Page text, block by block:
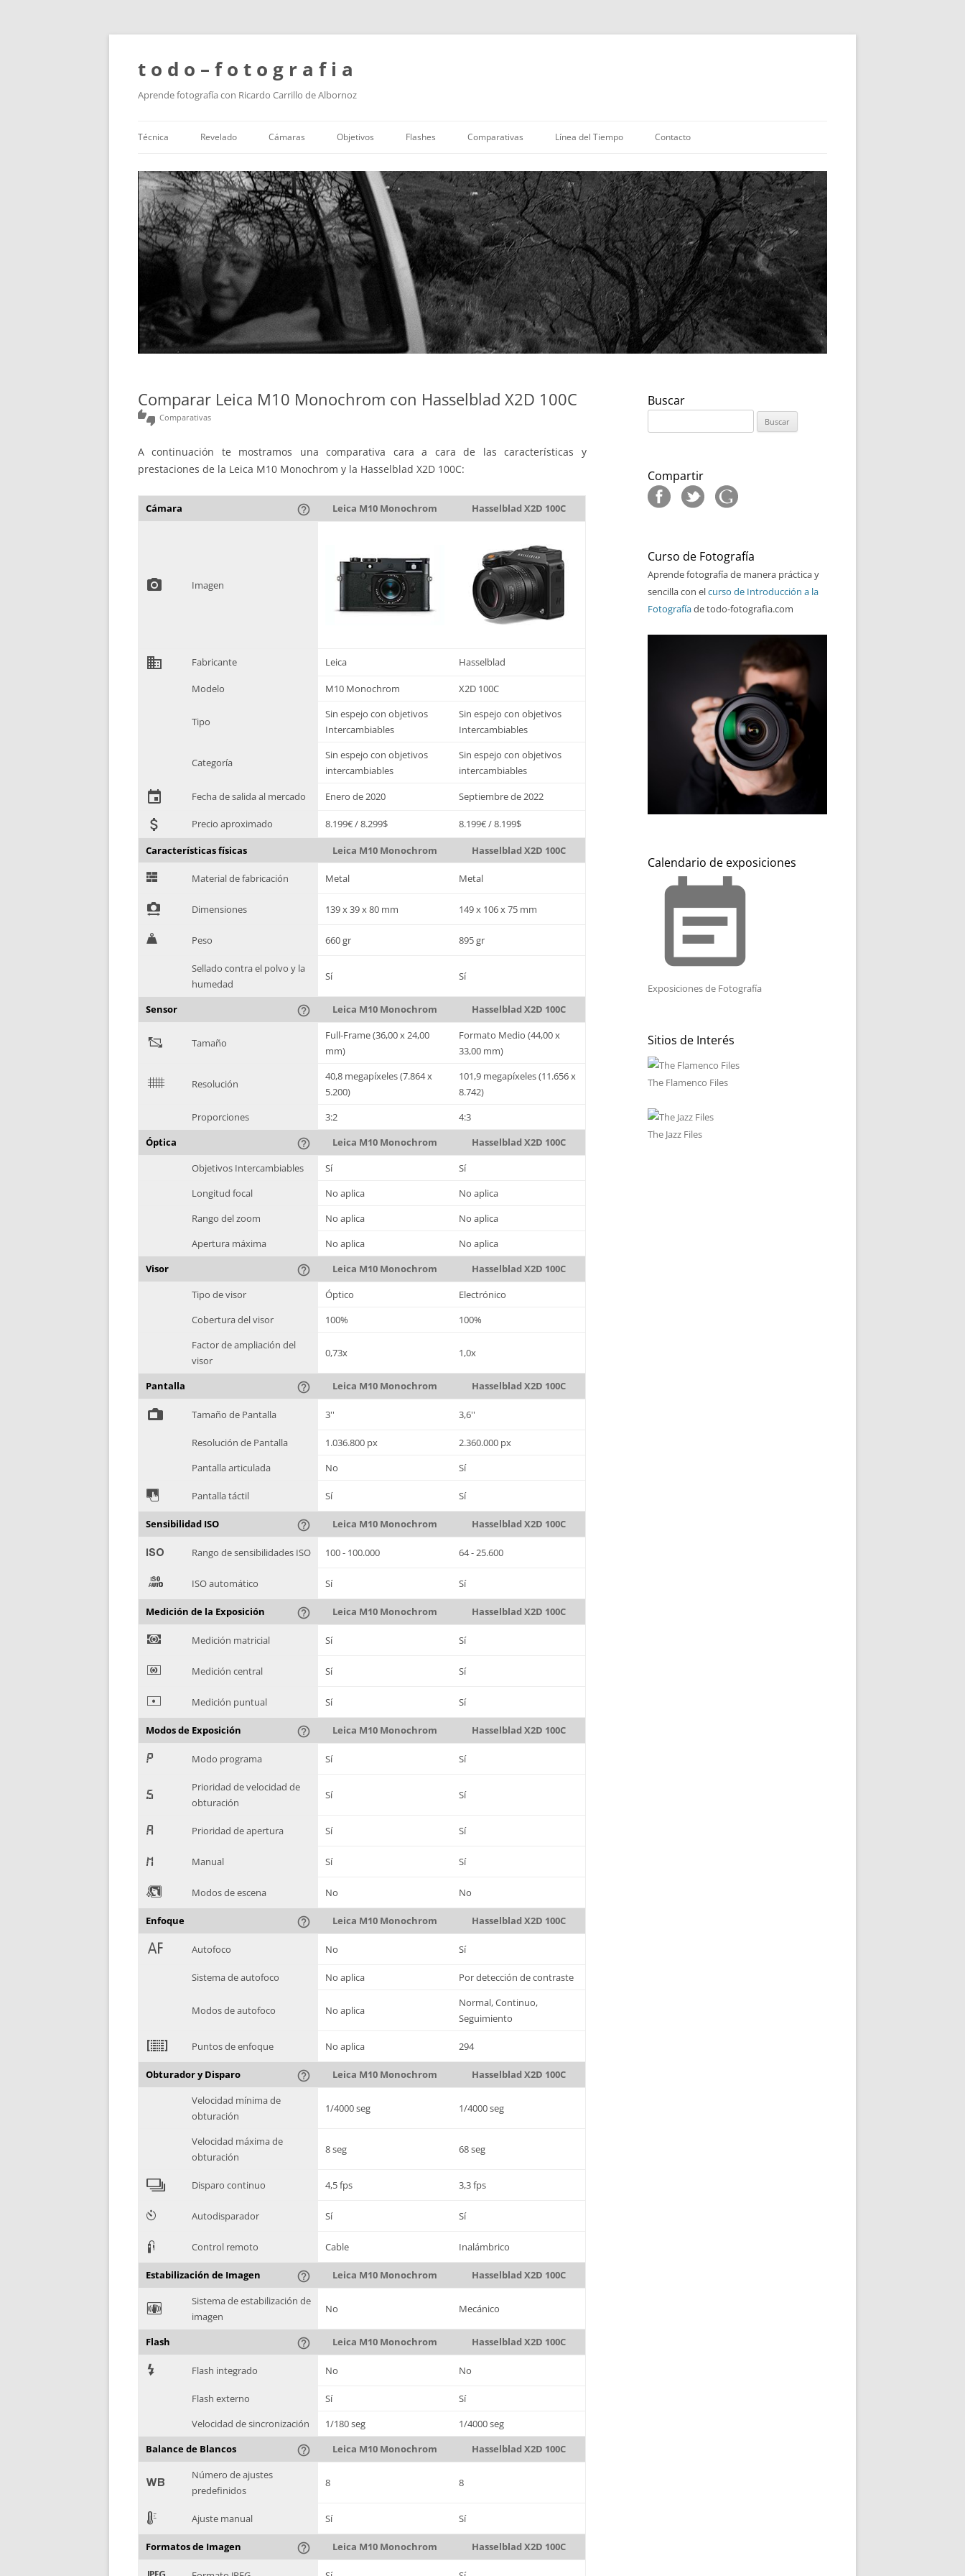
t o d o – f o t o g r a f i a
Aprende fotografía con Ricardo Carrillo de Albornoz
al
contenido
Técnica Revelado Cámaras Objetivos Flashes Comparativas Línea del Tiempo Contacto
Comparar Leica M10 Monochrom con Hasselblad X2D 100C
thumbs_up_down Comparativas
A continuación te mostramos una comparativa cara a cara de las características y
prestaciones de la Leica M10 Monochrom y la Hasselblad X2D 100C:
Cámara help_outline Leica M10 Monochrom Hasselblad X2D 100C
photo_camera Imagen
domain Fabricante Leica Hasselblad
Modelo M10 Monochrom X2D 100C
Tipo
Sin espejo con objetivos
Intercambiables
Sin espejo con objetivos
Intercambiables
Categoría
Sin espejo con objetivos
intercambiables
Sin espejo con objetivos
intercambiables
event Fecha de salida al mercado Enero de 2020 Septiembre de 2022
attach_money Precio aproximado 8.199€ / 8.299$ 8.199€ / 8.199$
Características físicas Leica M10 Monochrom Hasselblad X2D 100C
G Material de fabricación Metal Metal
! Dimensiones 139 x 39 x 80 mm 149 x 106 x 75 mm
H Peso 660 gr 895 gr
Sellado contra el polvo y la
humedad
Sí Sí
Sensor help_outline Leica M10 Monochrom Hasselblad X2D 100C
" Tamaño
Full-Frame (36,00 x 24,00
mm)
Formato Medio (44,00 x
33,00 mm)
$ Resolución
40,8 megapíxeles (7.864 x
5.200)
101,9 megapíxeles (11.656 x
8.742)
Proporciones
3:2
4:3
Óptica
help_outline Leica M10 Monochrom
Hasselblad X2D 100C
Objetivos Intercambiables
Sí
Sí
Longitud focal
No aplica
No aplica
Rango del zoom
No aplica
No aplica
Apertura máxima
No aplica
No aplica
Visor
help_outline Leica M10 Monochrom
Hasselblad X2D 100C
Tipo de visor
Óptico
Electrónico
Cobertura del visor
100%
100%
Factor de ampliación del
visor
0,73x 1,0x
Pantalla help_outline Leica M10 Monochrom Hasselblad X2D 100C
% Tamaño de Pantalla 3'' 3,6''
Resolución de Pantalla 1.036.800 px
2.360.000 px
Pantalla articulada
No Sí
& Pantalla táctil Sí Sí
Sensibilidad ISO help_outline Leica M10 Monochrom Hasselblad X2D 100C
' Rango de sensibilidades ISO 100 - 100.000 64 - 25.600
( ISO automático Sí Sí
Medición de la Exposición help_outline Leica M10 Monochrom Hasselblad X2D 100C
) Medición matricial Sí Sí
* Medición central Sí Sí
+ Medición puntual Sí Sí
Modos de Exposición help_outline Leica M10 Monochrom Hasselblad X2D 100C
, Modo programa Sí Sí
-
Prioridad de velocidad de
obturación
Sí Sí
. Prioridad de apertura Sí Sí
/ Manual Sí Sí
0 Modos de escena No No
Enfoque help_outline Leica M10 Monochrom Hasselblad X2D 100C
1 Autofoco No Sí
Sistema de autofoco No aplica Por detección de contraste
Modos de autofoco No aplica
Normal, Continuo,
Seguimiento
2 Puntos de enfoque No aplica 294
Obturador y Disparo help_outline Leica M10 Monochrom
Hasselblad X2D 100C
Velocidad mínima de
obturación
1/4000 seg 1/4000 seg
Velocidad máxima de
obturación
8 seg 68 seg
4 Disparo continuo 4,5 fps 3,3 fps
6 Autodisparador Sí Sí
3 Control remoto Cable Inalámbrico
Estabilización de Imagen help_outline Leica M10 Monochrom Hasselblad X2D 100C
F
Sistema de estabilización de
imagen
No Mecánico
Flash help_outline Leica M10 Monochrom Hasselblad X2D 100C
7 Flash integrado No No
Flash externo Sí
Sí
Velocidad de sincronización
1/180 seg
1/4000 seg
Balance de Blancos
help_outline Leica M10 Monochrom Hasselblad X2D 100C
9
Número de ajustes
predefinidos
8 8
E Ajuste manual Sí Sí
Formatos de Imagen help_outline Leica M10 Monochrom Hasselblad X2D 100C
Buscar
Compartir
Curso de Fotografía
Aprende fotografía de manera práctica y
sencilla con elcurso de Introducción a la
Fotografíade todo-fotografia.com
Calendario de exposiciones
event_note
Exposiciones de Fotografía
Sitios de Interés
The Flamenco Files
The Jazz Files